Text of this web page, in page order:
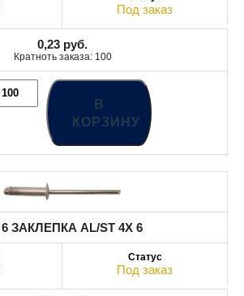
Под заказ
0,23 руб.
Кратноть заказа: 100
В
КОРЗИНУ
6 ЗАКЛЕПКА AL/ST 4X 6
Под заказ